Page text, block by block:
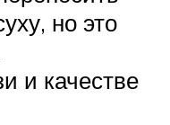
но это
и качестве